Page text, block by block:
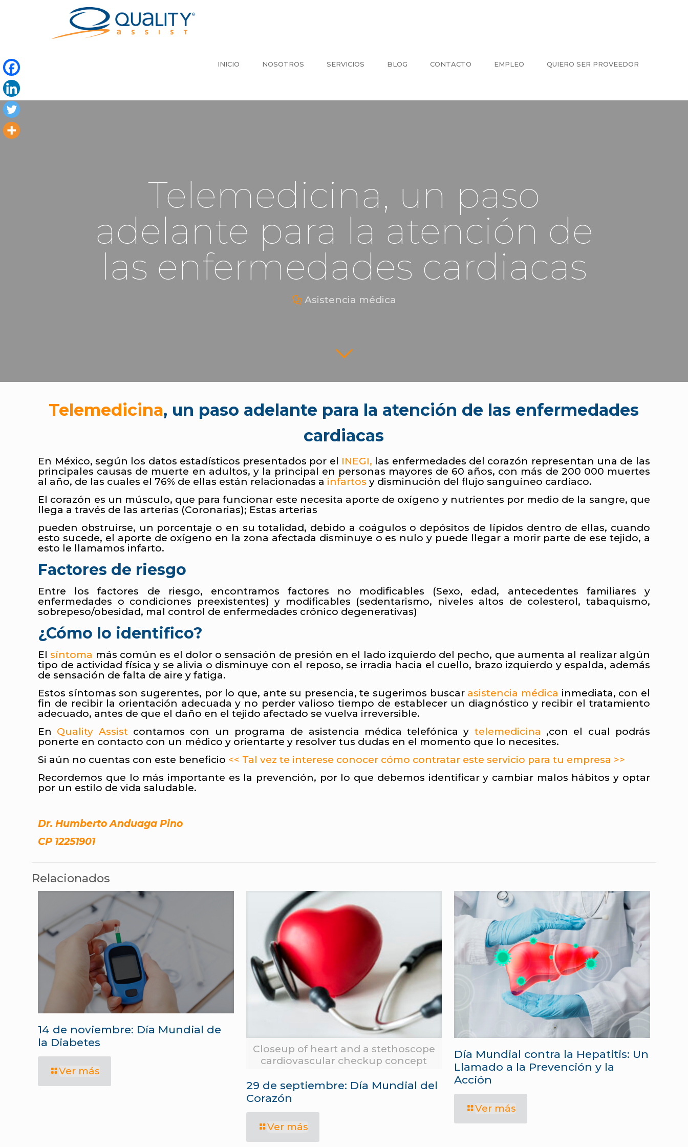
INICIO NOSOTROS SERVICIOS BLOG CONTACTO EMPLEO QUIERO SER PROVEEDOR
Telemedicina, un paso
adelante para la atención de
las enfermedades cardiacas
Asistencia médica
Telemedicina, un paso adelante para la atención de las enfermedades
cardiacas
En México, según los datos estadísticos presentados por el INEGI, las enfermedades del corazón representan una de las
principales causas de muerte en adultos, y la principal en personas mayores de 60 años, con más de 200 000 muertes
al año, de las cuales el 76% de ellas están relacionadas a infartos y disminución del flujo sanguíneo cardíaco.
El corazón es un músculo, que para funcionar este necesita aporte de oxígeno y nutrientes por medio de la sangre, que
llega a través de las arterias (Coronarias); Estas arterias
pueden obstruirse, un porcentaje o en su totalidad, debido a coágulos o depósitos de lípidos dentro de ellas, cuando
esto sucede, el aporte de oxígeno en la zona afectada disminuye o es nulo y puede llegar a morir parte de ese tejido, a
esto le llamamos infarto.
Factores de riesgo
Entre los factores de riesgo, encontramos factores no modificables (Sexo, edad, antecedentes familiares y
enfermedades o condiciones preexistentes) y modificables (sedentarismo, niveles altos de colesterol, tabaquismo,
sobrepeso/obesidad, mal control de enfermedades crónico degenerativas)
¿Cómo lo identifico?
Elsíntoma más común es el dolor o sensación de presión en el lado izquierdo del pecho, que aumenta al realizar algún
tipo de actividad física y se alivia o disminuye con el reposo, se irradia hacia el cuello, brazo izquierdo y espalda, además
de sensación de falta de aire y fatiga.
Estos síntomas son sugerentes, por lo que, ante su presencia, te sugerimos buscar asistencia médica inmediata, con el
fin de recibir la orientación adecuada y no perder valioso tiempo de establecer un diagnóstico y recibir el tratamiento
adecuado, antes de que el daño en el tejido afectado se vuelva irreversible.
En Quality Assistcontamos con un programa de asistencia médica telefónica y telemedicina ,con el cual podrás
ponerte en contacto con un médico y orientarte y resolver tus dudas en el momento que lo necesites.
Si aún no cuentas con este beneficio << Tal vez te interese conocer cómo contratar este servicio para tu empresa >>
Recordemos que lo más importante es la prevención, por lo que debemos identificar y cambiar malos hábitos y optar
por un estilo de vida saludable.
Dr. Humberto Anduaga Pino
CP 12251901
Relacionados
14 de noviembre: Día Mundial de
la Diabetes
Ver más
Closeup of heart and a stethoscope
cardiovascular checkup concept
29 de septiembre: Día Mundial del
Corazón
Ver más
Día Mundial contra la Hepatitis: Un
Llamado a la Prevención y la
Acción
Ver más